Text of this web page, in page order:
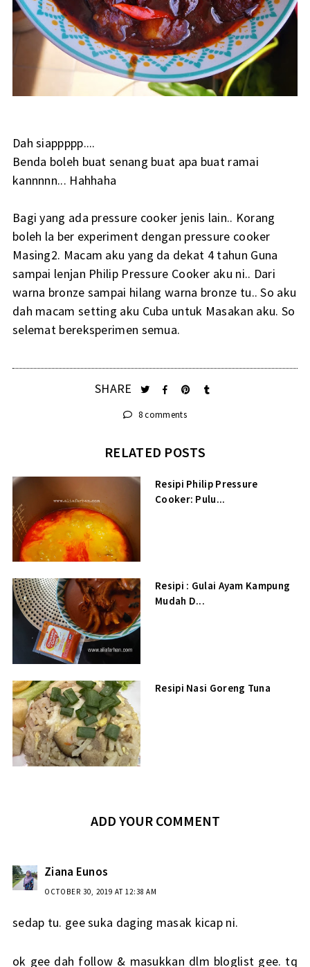
Dah siappppp....
Benda boleh buat senang buat apa buat ramai
kannnnn... Hahhaha
Bagi yang ada pressure cooker jenis lain.. Korang
boleh la ber experiment dengan pressure cooker
Masing2. Macam aku yang da dekat 4 tahun Guna
sampai lenjan Philip Pressure Cooker aku ni.. Dari
warna bronze sampai hilang warna bronze tu.. So aku
dah macam setting aku Cuba untuk Masakan aku. So
selemat bereksperimen semua.
SHARE
8 comments
RELATED POSTS
Resipi Philip Pressure
Cooker: Pulu...
Resipi : Gulai Ayam Kampung
Mudah D...
Resipi Nasi Goreng Tuna
ADD YOUR COMMENT
Ziana Eunos
OCTOBER 30, 2019 AT 12:38 AM
sedap tu. gee suka daging masak kicap ni.
ok gee dah follow & masukkan dlm bloglist gee. tq